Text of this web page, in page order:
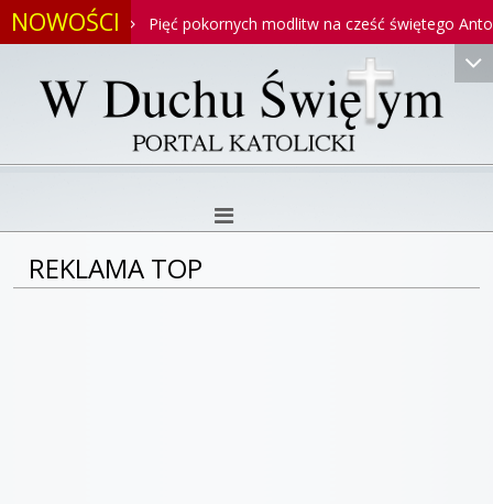
NOWOŚCIPięć pokornych modlitw na cześć świętego
REKLAMA TOP